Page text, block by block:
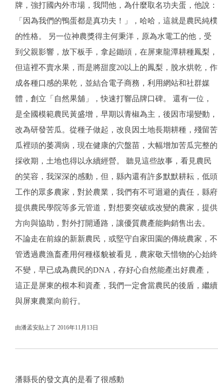
牌，強打國內外市場，我問他，為什麼取名功夫蛋，他說：
「因為我們的鴨蛋都是真功夫！」，哈哈，這就是農民純樸
的性格。 另一位神農獎得主何秉洋，原為水電工的他，受
到父親影響，放下板手，拿起鋤頭，在屏東龍潭耕種鳳梨，
但這裡不賣水果，而是將甜度20以上的鳳梨，脫水烘乾，作
成各種口感的果乾，並結合電子商務，利用網站和社群媒
體，創立「自然果舖」，快速打響品牌口碑。 還有一位，
是全國模範農民黃盛增，早期以青椒為主，後因市場變動，
改為研發苦瓜。從種子做起，改良因土地長期耕種，殘留苦
瓜裡頭的萎凋病，現在健康的穴盤苗，大幅增加苦瓜完整的
採收期，土地也得以永續經營。 聽見這些故事，看見農民
的笑容，我深深的感動，但，縣內還有許多默默耕耘，低頭
工作的眾多農家，對於農業，我們有不可迴避的責任，縣府
提供農民學院等多元管道，對想要突破或改變的農家，提供
方向與協助，對外打開通路，讓優質農產能夠銷售出去。
不論走在前線的新新農民，或堅守自家田園的傳統農家，不
管透過農漁畜產用何種樣貌被看見，農家敬天惜物的心始終
不變，早已成為農民的DNA，存好心自然能產出好農產，
這正是屏東的根本和資產，我們一定會當農民的後盾，繼續
與屏東農業向前行。
由潘孟安貼上了 2016年11月13日
潘縣長的發文真的是看了很感動